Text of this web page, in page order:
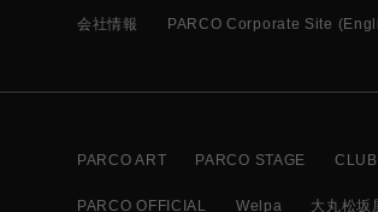
会社情報 PARCO Corporate Site
PARCO ART PARCO STAGE
PARCO OFFICIAL Welpa 大丸松坂